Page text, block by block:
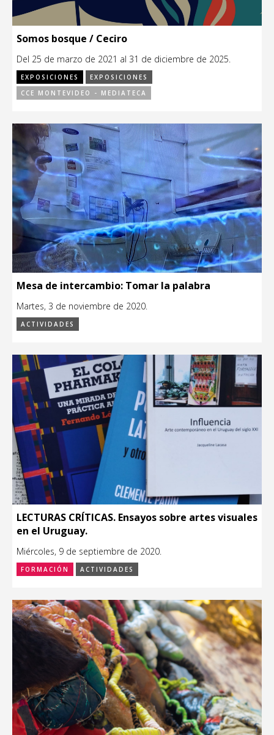
Somos bosque / Ceciro
Del 25 de marzo de 2021 al 31 de diciembre de 2025.
EXPOSICIONES
EXPOSICIONES
CCE MONTEVIDEO - MEDIATECA
Mesa de intercambio: Tomar la palabra
Martes, 3 de noviembre de 2020.
ACTIVIDADES
LECTURAS CRÍTICAS. Ensayos sobre artes visuales
en el Uruguay.
Miércoles, 9 de septiembre de 2020.
FORMACIÓN ACTIVIDADES